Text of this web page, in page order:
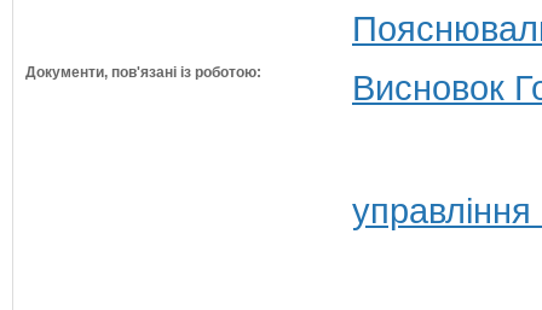
Документи, пов'язані із роботою: Висновок